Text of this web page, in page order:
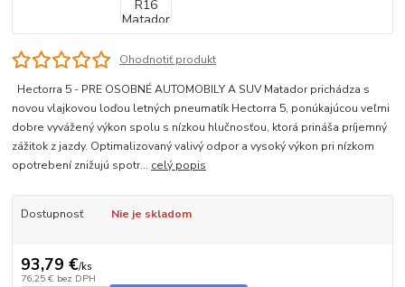
Ohodnotiť produkt
Hectorra 5 - PRE OSOBNÉ AUTOMOBILY A SUV Matador prichádza s
novou vlajkovou loďou letných pneumatík Hectorra 5, ponúkajúcou veľmi
dobre vyvážený výkon spolu s nízkou hlučnosťou, ktorá prináša príjemný
zážitok z jazdy. Optimalizovaný valivý odpor a vysoký výkon pri nízkom
opotrebení znižujú spotr... celý popis
Dostupnosť Nie je skladom
93,79 €/ks
76,25 € bez DPH